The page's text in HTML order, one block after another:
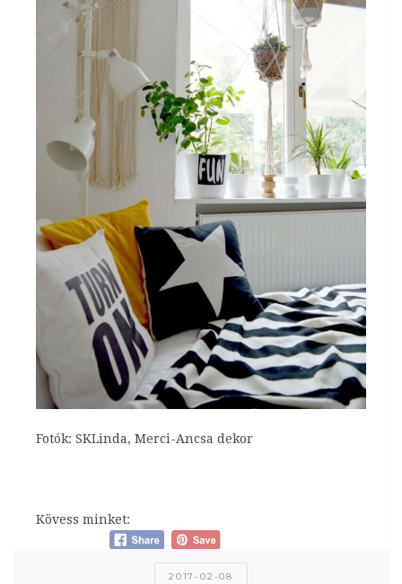
Fotók: SKLinda, Merci-Ancsa dekor
Kövess minket:
2017-02-08